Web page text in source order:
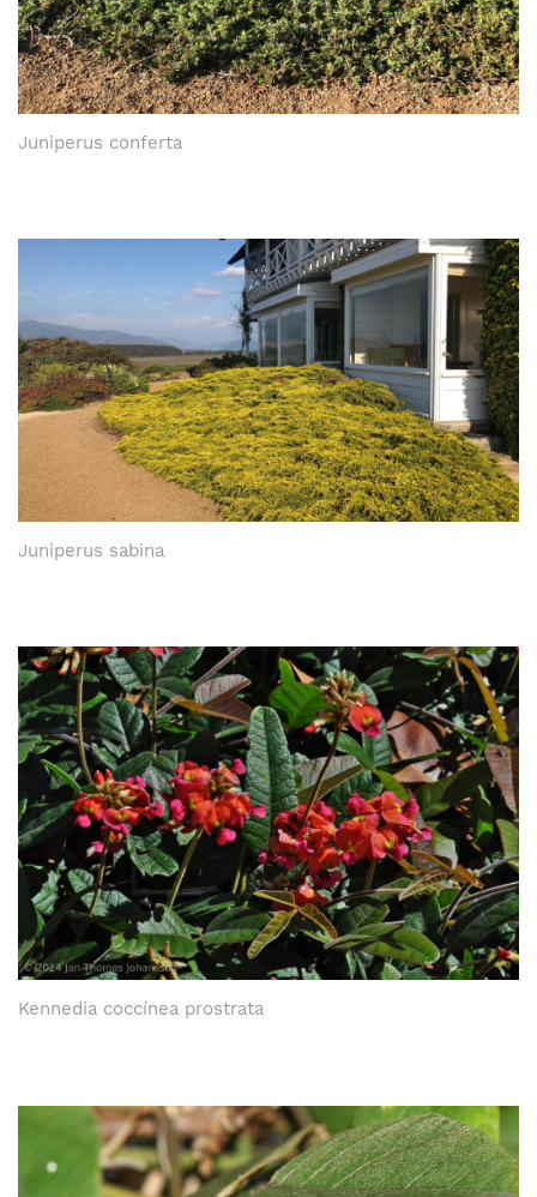
Juniperus conferta
Juniperus sabina
Kennedia coccínea prostrata